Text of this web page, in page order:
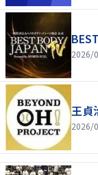
2026/
王貞
2026/